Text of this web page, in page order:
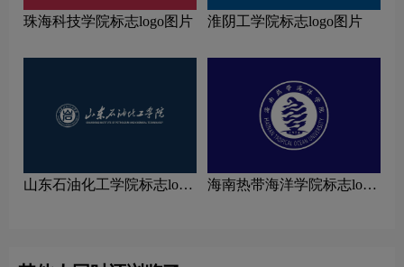
珠海科技学院标志logo图片 淮阴工学院标志logo图片
山东石油化工学院标志logo
海南热带海洋学院标志logo